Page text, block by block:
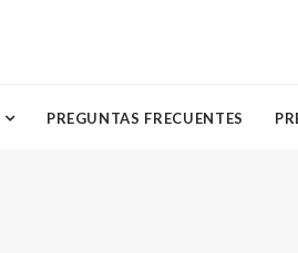
PREGUNTAS FRECUENTES